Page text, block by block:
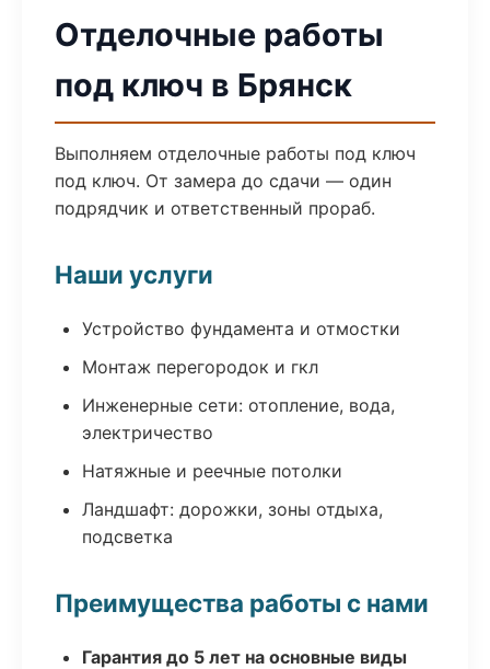
Отделочные работы
под ключ в Брянск
Выполняем отделочные работы под ключ
под ключ. От замера до сдачи — один
подрядчик и ответственный прораб.
Наши услуги
Устройство фундамента и отмостки
Монтаж перегородок и гкл
Инженерные сети: отопление, вода,
электричество
Натяжные и реечные потолки
Ландшафт: дорожки, зоны отдыха,
подсветка
Преимущества работы с нами
Гарантия до 5 лет на основные виды